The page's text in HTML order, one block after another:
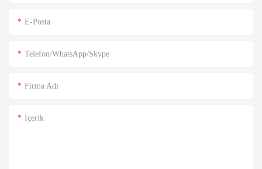
E-Posta
Telefon/WhatsApp/Skype
Firma Adı
Içerik